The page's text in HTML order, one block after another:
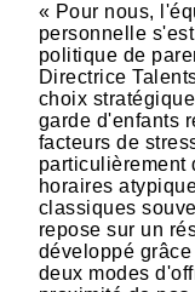
« Pour nous,
personnelle
politique de
Directrice
choix
garde d'enfants
facteurs de
particulièrement
horaires
classiques
repose sur un
développé
deux modes